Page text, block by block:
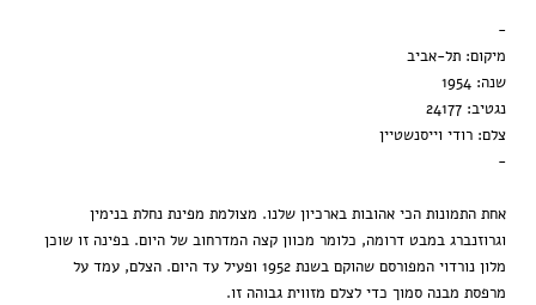
הדפסה בלבד
-
מיקום: תל-אביב
שנה: 1954
נגטיב: 24177
צלם: רודי וייסנשטיין
-
אחת התמונות הכי אהובות בארכיון שלנו. מצולמת מפינת נחלת בנימין
וגרוזנברג במבט דרומה, כלומר מכוון קצה המדרחוב של היום. בפינה זו שוכן
מלון נורדוי המפורסם שהוקם בשנת 1952 ופעיל עד היום. הצלם, עמד על
מרפסת מבנה סמוך כדי לצלם מזווית גבוהה זו.